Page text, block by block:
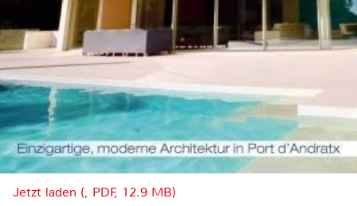
Jetzt laden (, PDF, 12.9 MB)